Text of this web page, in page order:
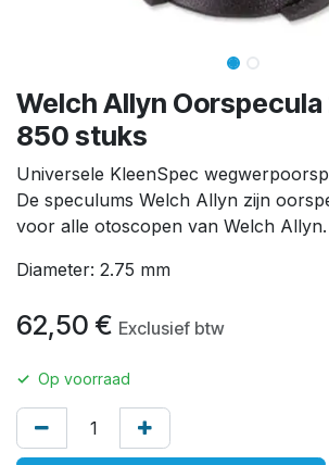
Welch Allyn Oorspecula
850 stuks
Universele KleenSpec
De speculums Welch Allyn zijn
voor alle otoscopen van Welch Allyn.
Diameter: 2.75 mm
62,50 € Exclusief btw
✓ Op voorraad